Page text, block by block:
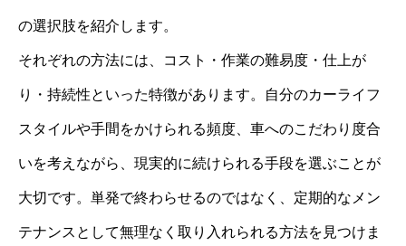
の選択肢を紹介します。
それぞれの方法には、コスト・作業の難易度・仕上が
り・持続性といった特徴があります。自分のカーライフ
スタイルや手間をかけられる頻度、車へのこだわり度合
いを考えながら、現実的に続けられる手段を選ぶことが
大切です。単発で終わらせるのではなく、定期的なメン
テナンスとして無理なく取り入れられる方法を見つけま